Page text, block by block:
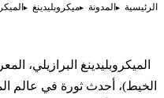
الرئيسية المدونة ميكروبلیدينغ
الخيط)، أحدث ثورة في عالم